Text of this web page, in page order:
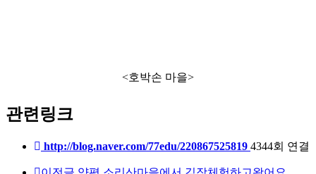
<호박손 마을>
관련링크
http://blog.naver.com/77edu/220867525819 4344회 연결